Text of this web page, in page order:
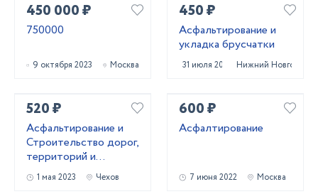
450 000 ₽
750000
9 октября 2023 Москва
450 ₽
Асфальтирование и
укладка брусчатки
31 июля 2023 Нижний Новгород
520 ₽
Асфальтирование и
Строительство дорог,
территорий и
площадокпо
Московской
1 мая 2023 Чехов
600 ₽
Асфалтирование
7 июня 2022 Москва